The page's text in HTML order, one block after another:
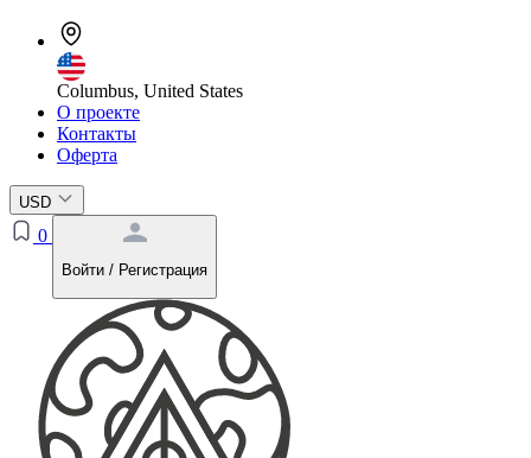
Columbus, United States
О проекте
Контакты
Оферта
USD
0
Войти / Регистрация